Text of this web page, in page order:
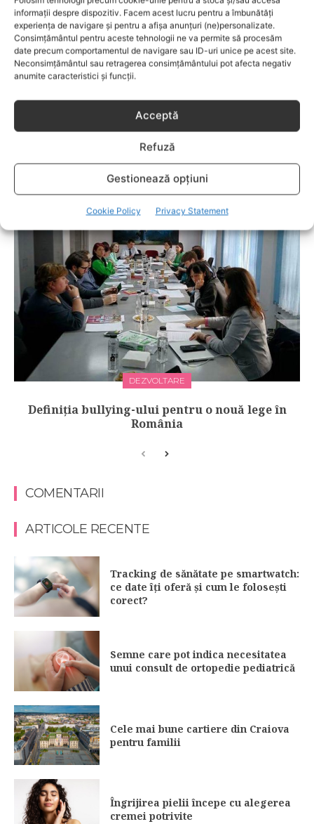
informații despre dispozitiv. Facem acest lucru pentru a îmbunătăți
experiența de navigare și pentru a afișa anunțuri (ne)personalizate.
Consimțământul pentru aceste tehnologii ne va permite să procesăm
date precum comportamentul de navigare sau ID-uri unice pe acest site.
Neconsimțământul sau retragerea consimțământului pot afecta negativ
anumite caracteristici și funcții.
Acceptă
Refuză
Gestionează opțiuni
Cookie Policy Privacy Statement
DEZVOLTARE
NOUA GAMĂ EXPRESS BEAUTY MĂȘTI &
EXFOLIANTE
DEZVOLTARE
Definiţia bullying-ului pentru o nouă lege în
România
COMENTARII
ARTICOLE RECENTE
Tracking de sănătate pe smartwatch:
ce date îți oferă și cum le folosești
corect?
Semne care pot indica necesitatea
unui consult de ortopedie pediatrică
Cele mai bune cartiere din Craiova
pentru familii
Îngrijirea pielii începe cu alegerea
cremei potrivite